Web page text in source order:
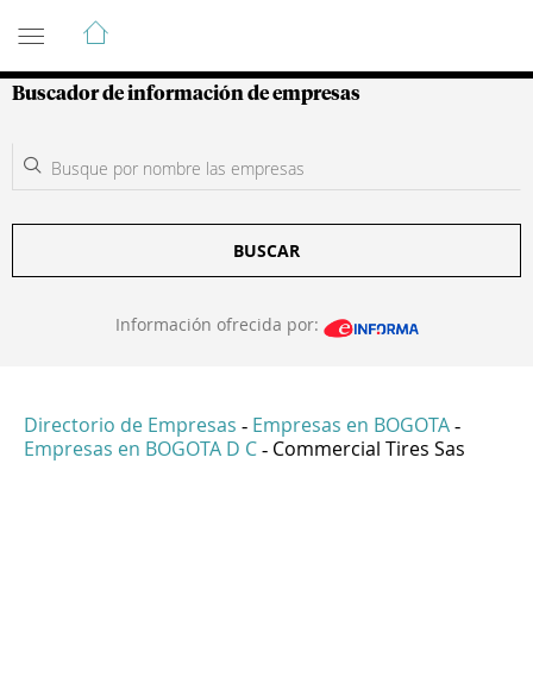
Guía de Empresas Colombianas
Buscador de información de empresas
BUSCAR
Información ofrecida por:
Directorio de Empresas - Empresas en BOGOTA -
Empresas en BOGOTA D C - Commercial Tires Sas